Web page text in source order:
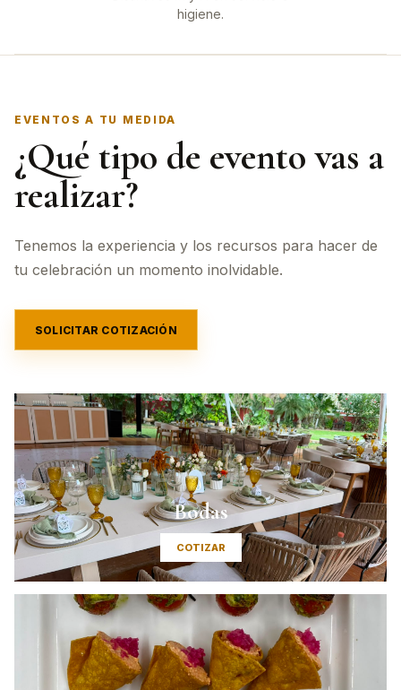
higiene.
EVENTOS A TU MEDIDA
¿Qué tipo de evento vas a
realizar?
Tenemos la experiencia y los recursos para hacer de
tu celebración un momento inolvidable.
SOLICITAR COTIZACIÓN
Bodas
COTIZAR